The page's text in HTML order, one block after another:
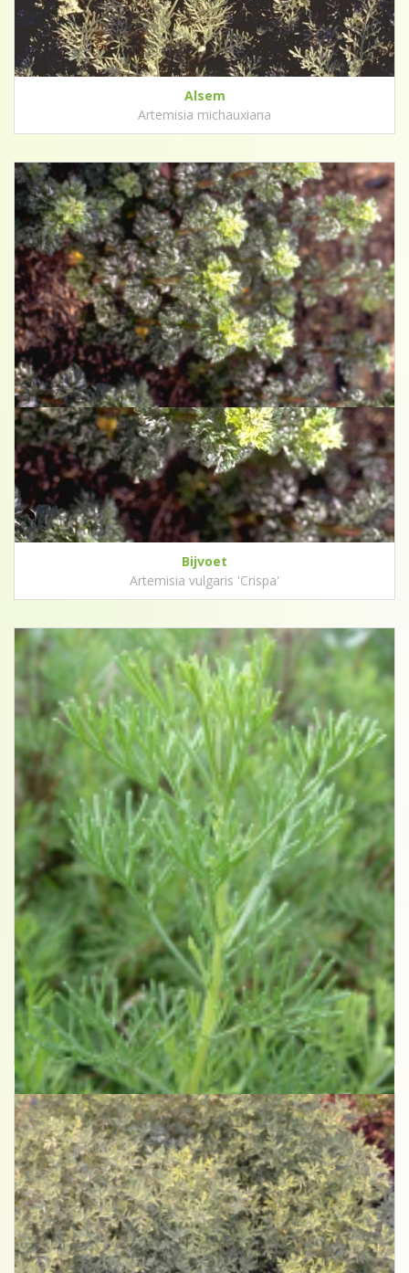
Alsem
Artemisia michauxiana
Bijvoet
Artemisia vulgaris 'Crispa'
Citroenkruid
Artemisia abrotanum